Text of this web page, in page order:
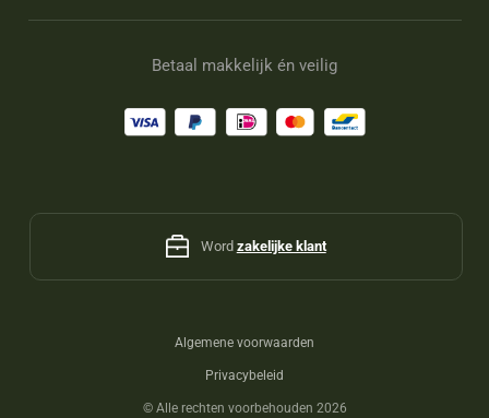
Betaal makkelijk én veilig
Word zakelijke klant
Algemene voorwaarden
Privacybeleid
© Alle rechten voorbehouden 2026